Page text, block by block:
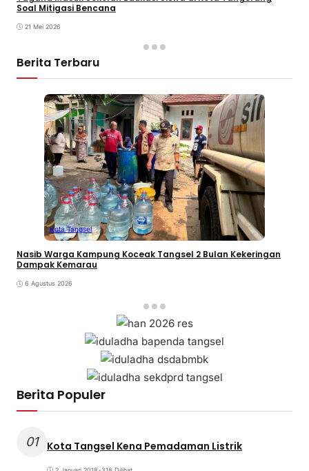
Soal Mitigasi Bencana
21 Mei 2026
Berita Terbaru
Kota Tangsel
Nasib Warga Kampung Koceak Tangsel 2 Bulan Kekeringan
Dampak Kemarau
6 Agustus 2026
Berita Populer
01 Kota Tangsel Kena Pemadaman Listrik